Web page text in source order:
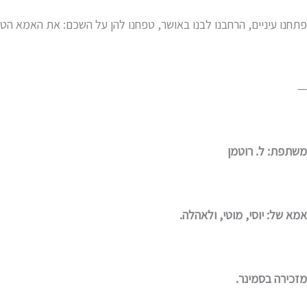
פתחנו עיניים, הרחבנו לבנו באושר, טפחנו להן על השכם: את האמא
—
משתפת: ל. רוטמן
אמא של: יוסי, מוטי, ולאהלה.
מזכירה בסמינר.